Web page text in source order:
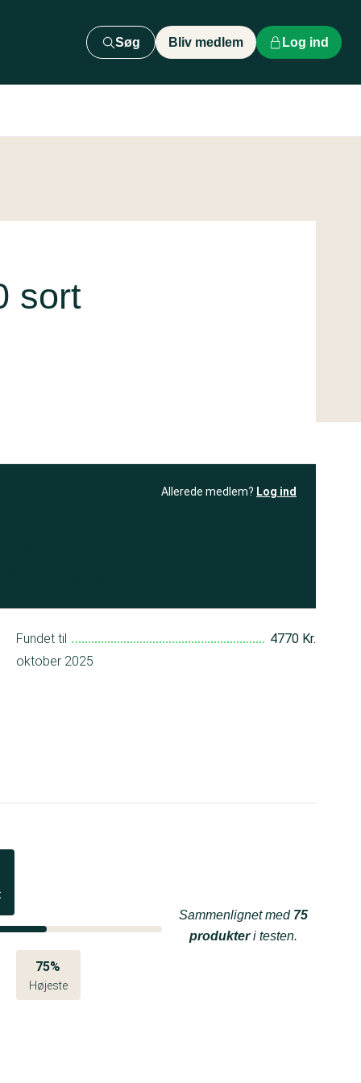
Søg Bliv medlem Log ind
sort
Allerede medlem? Log ind
Fundet til
4770 Kr.
oktober 2025
75%
Højeste
Sammenlignet med 75
produkteri testen.